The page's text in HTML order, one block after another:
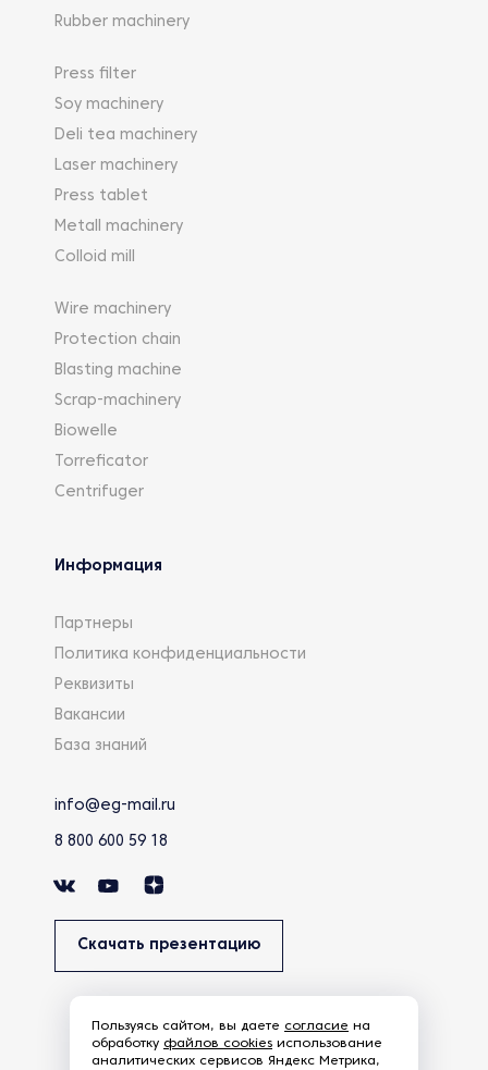
Rubber machinery
Press filter
Soy machinery
Deli tea machinery
Laser machinery
Press tablet
Metall machinery
Colloid mill
Wire machinery
Protection chain
Blasting machine
Scrap-machinery
Biowelle
Torreficator
Centrifuger
Информация
Партнеры
Политика конфиденциальности
Реквизиты
Вакансии
База знаний
info@eg-mail.ru
8 800 600 59 18
Скачать презентацию
Пользуясь сайтом, вы даете согласие на
обработку файлов cookies использование
аналитических сервисов Яндекс Метрика,